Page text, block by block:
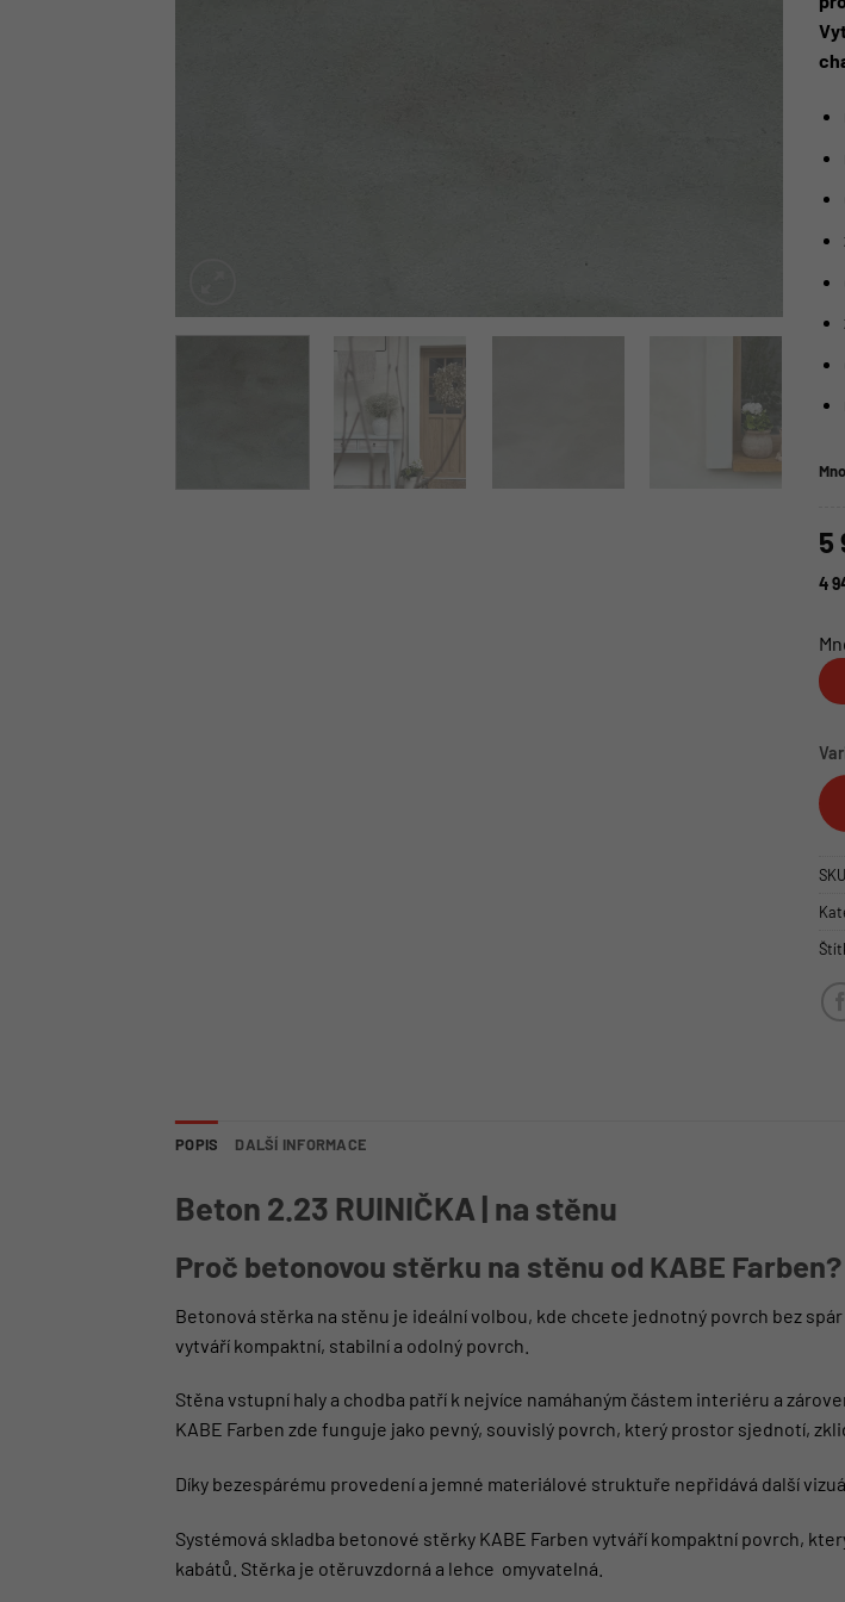
5
4
POPIS DALŠÍ INFORMACE
Beton 2.23 RUINIČKA | na stěnu
Proč betonovou stěrku na stěnu od KABE Farben?
Betonová stěrka na stěnu je ideální volbou, kde chcete jednotný povrch bez
vytváří kompaktní, stabilní a odolný povrch.
Stěna vstupní haly a chodba patří k nejvíce namáhaným částem interiéru a
KABE Farben zde funguje jako pevný, souvislý povrch, který prostor sjednotí,
Díky bezespárému provedení a jemné materiálové struktuře nepřidává další
Systémová skladba betonové stěrky KABE Farben vytváří kompaktní povrch,
kabátů. Stěrka je otěruvzdorná a lehce omyvatelná.